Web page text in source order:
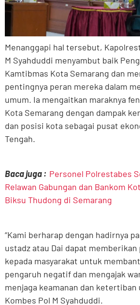
Menanggapi hal tersebut,
M Syahduddi menyambut baik
Kamtibmas Kota Semarang dan
pentingnya peran mereka dalam
umum. Ia mengaitkan maraknya
Kota Semarang dengan dampak
dan posisi kota sebagai pusat
Tengah.
Baca juga : Personel Polrestabes
Relawan Gabungan dan Bankom
Biksu Thudong di Semarang
“Kami berharap dengan hadirnya
ustadz atau Dai dapat memberikan
kepada masyarakat untuk
pengaruh negatif dan mengajak
menjaga keamanan dan ketertiban
Kombes Pol M Syahduddi.